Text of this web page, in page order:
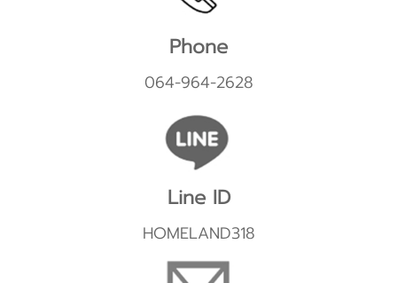
Phone
064-964-2628
Line ID
HOMELAND318